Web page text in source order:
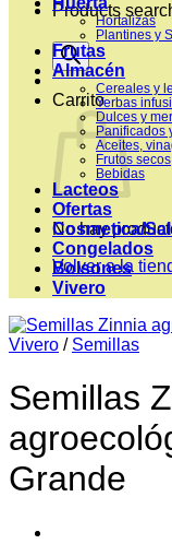
Products
Carrito
No hay
Volver a la
Hortalizas
Plantines y
Frutas
Almacén
Cereales y
Yerbas
Dulces y
Panificados
Aceites,
Frutos secos
Bebidas
Lacteos
Ofertas
Cosmetica/
Congelados
Bolsones
Vivero
Vivero / Semillas
Semillas
Grande